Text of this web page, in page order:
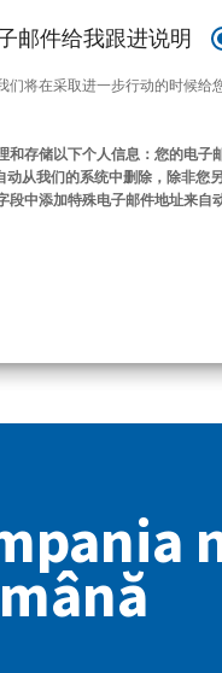
邮件给我跟进说明
们将在采取进一步行动的时候
和存储以下个人信息：您的电
动从我们的系统中删除，除非您
中添加特殊电子邮件地址来自